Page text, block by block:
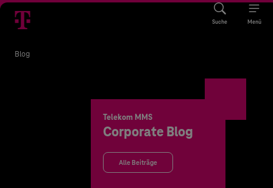
Suche Menü
Blog
Telekom MMS
Corporate Blog
Alle Beiträge